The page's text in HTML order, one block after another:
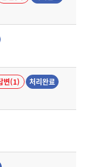
변(1) 처리완료